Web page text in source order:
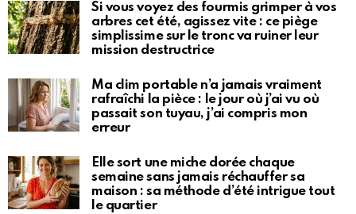
Si vous voyez des fourmis grimper à vos
arbres cet été, agissez vite : ce piège
simplissime sur le tronc va ruiner leur
mission destructrice
Ma clim portable n’a jamais vraiment
rafraîchi la pièce : le jour où j’ai vu où
passait son tuyau, j’ai compris mon
erreur
Elle sort une miche dorée chaque
semaine sans jamais réchauffer sa
maison : sa méthode d’été intrigue tout
le quartier